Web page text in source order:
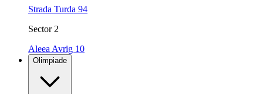
Strada Turda 94
Sector 2
Aleea Avrig 10
Olimpiade